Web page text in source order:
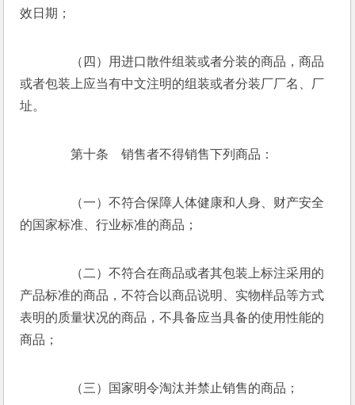
效日期；
（四）用进口散件组装或者分装的商品，商品
或者包装上应当有中文注明的组装或者分装厂厂名、厂
址。
第十条　销售者不得销售下列商品：
（一）不符合保障人体健康和人身、财产安全
的国家标准、行业标准的商品；
（二）不符合在商品或者其包装上标注采用的
产品标准的商品，不符合以商品说明、实物样品等方式
表明的质量状况的商品，不具备应当具备的使用性能的
商品；
（三）国家明令淘汰并禁止销售的商品；